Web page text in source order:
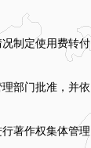
制定使用费转付
部门批准，并依
著作权集体管理